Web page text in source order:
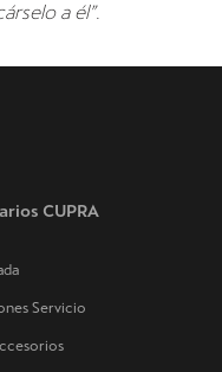
a él”.
CUPRA
Servicio